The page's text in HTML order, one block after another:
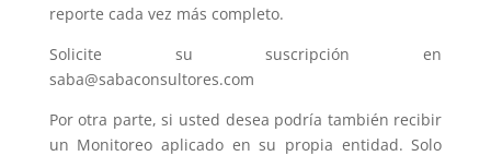
reporte cada vez más completo.
Solicite su suscripción en
saba@sabaconsultores.com
Por otra parte, si usted desea podría también recibir
un Monitoreo aplicado en su propia entidad. Solo